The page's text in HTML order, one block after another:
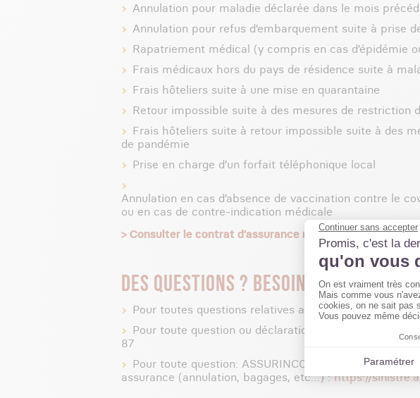
Annulation pour maladie déclarée dans le mois
Annulation pour refus d’embarquement suite à prise
Rapatriement médical (y compris en cas d’épidémie
Frais médicaux hors du pays de résidence suite à
Frais hôteliers suite à une mise en quarantaine
Retour impossible suite à des mesures de restriction
Frais hôteliers suite à retour impossible suite à des
de pandémie
Prise en charge d’un forfait téléphonique local
Annulation en cas d’absence de vaccination contre le
ou en cas de contre-indication médicale
> Consulter le contrat d’assurance multirisque avec
DES QUESTIONS ? BESOIN DE PLUS
Pour toutes questions relatives aux contrats
Pour toute question ou déclaration de sinistre
87
Pour toute question: ASSURINCO – 122 bis quai de
assurance (annulation, bagages, etc…) :https://